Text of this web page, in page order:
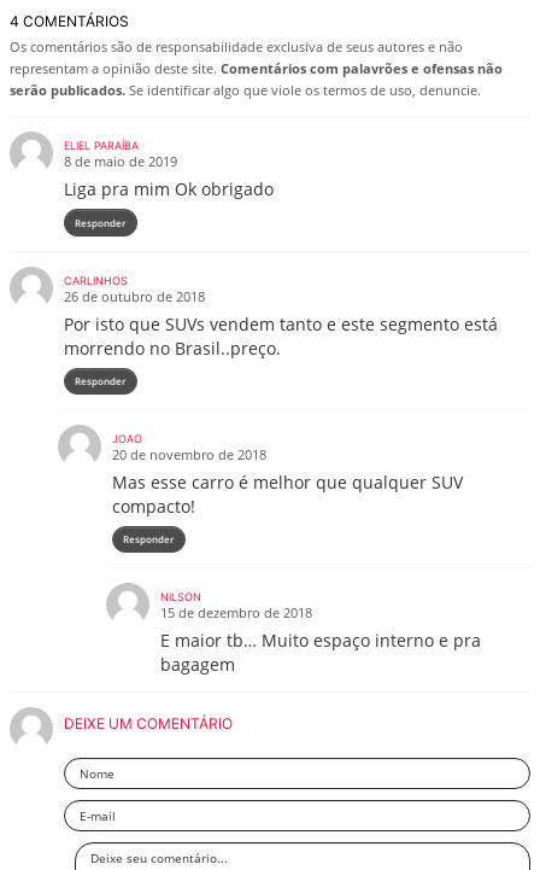
4 COMENTÁRIOS
Os comentários são de responsabilidade exclusiva de seus autores e não
representam a opinião deste site. Comentários com palavrões e ofensas não
serão publicados. Se identificar algo que viole os termos de uso, denuncie.
ELIEL PARAÍBA
8 de maio de 2019
Liga pra mim Ok obrigado
Responder
CARLINHOS
26 de outubro de 2018
Por isto que SUVs vendem tanto e este segmento está
morrendo no Brasil..preço.
Responder
JOAO
20 de novembro de 2018
Mas esse carro é melhor que qualquer SUV
compacto!
Responder
NILSON
15 de dezembro de 2018
E maior tb… Muito espaço interno e pra
bagagem
DEIXE UM COMENTÁRIO
Nome
Email
Deixe